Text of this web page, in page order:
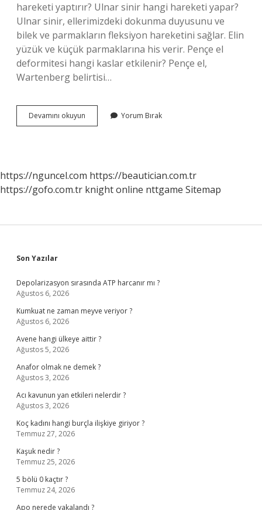
hareketi yaptırır? Ulnar sinir hangi hareketi yapar?
Ulnar sinir, ellerimizdeki dokunma duyusunu ve
bilek ve parmakların fleksiyon hareketini sağlar. Elin
yüzük ve küçük parmaklarına his verir. Pençe el
deformitesi hangi kaslar etkilenir? Pençe el,
Wartenberg belirtisi…
Devamını okuyun
Eli
Yorum Bırak
https://nguncel.com https://beautician.com.tr
https://gofo.com.tr knight online nttgame Sitemap
Sidebar
Son Yazılar
Depolarizasyon sırasında ATP harcanır mı ?
Ağustos 6, 2026
Kumkuat ne zaman meyve veriyor ?
Ağustos 6, 2026
Avene hangi ülkeye aittir ?
Ağustos 5, 2026
Anafor olmak ne demek ?
Ağustos 3, 2026
Acı kavunun yan etkileri nelerdir ?
Ağustos 3, 2026
Koç kadını hangi burçla ilişkiye giriyor ?
Temmuz 27, 2026
Kaşuk nedir ?
Temmuz 25, 2026
5 bölü 0 kaçtır ?
Temmuz 24, 2026
Apo nerede yakalandı ?